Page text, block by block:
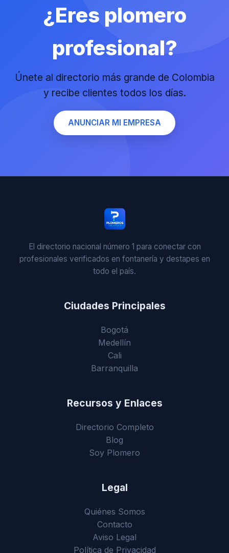
¿Eres plomero
profesional?
Únete al directorio más grande de Colombia
y recibe clientes todos los días.
ANUNCIAR MI EMPRESA
El directorio nacional número 1 para conectar con
profesionales verificados en fontanería y destapes en
todo el país.
Ciudades Principales
Bogotá
Medellín
Cali
Barranquilla
Recursos y Enlaces
Directorio Completo
Blog
Soy Plomero
Legal
Quiénes Somos
Contacto
Aviso Legal
Política de Privacidad